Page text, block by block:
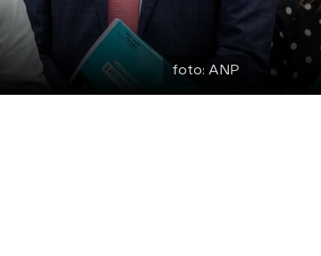
foto: ANP